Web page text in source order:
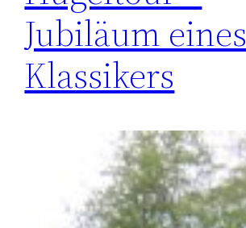
Jubiläum eines
Klassikers